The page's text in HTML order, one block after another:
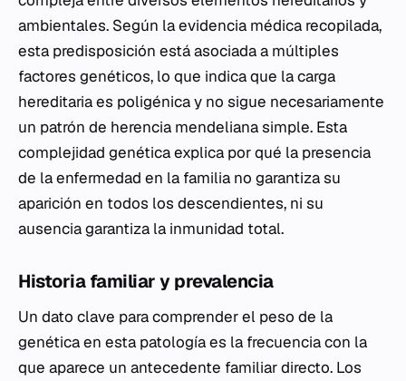
ambientales. Según la evidencia médica recopilada,
esta predisposición está asociada a múltiples
factores genéticos, lo que indica que la carga
hereditaria es poligénica y no sigue necesariamente
un patrón de herencia mendeliana simple. Esta
complejidad genética explica por qué la presencia
de la enfermedad en la familia no garantiza su
aparición en todos los descendientes, ni su
ausencia garantiza la inmunidad total.
Historia familiar y prevalencia
Un dato clave para comprender el peso de la
genética en esta patología es la frecuencia con la
que aparece un antecedente familiar directo. Los